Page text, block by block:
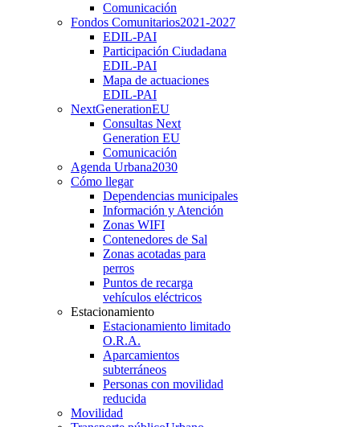
Comunicación
Fondos Comunitarios2021-2027
EDIL-PAI
Participación Ciudadana
EDIL-PAI
Mapa de actuaciones
EDIL-PAI
NextGenerationEU
Consultas Next
Generation EU
Comunicación
Agenda Urbana2030
Cómo llegar
Dependencias municipales
Información y Atención
Zonas WIFI
Contenedores de Sal
Zonas acotadas para
perros
Puntos de recarga
vehículos eléctricos
Estacionamiento
Estacionamiento limitado
O.R.A.
Aparcamientos
subterráneos
Personas con movilidad
reducida
Movilidad